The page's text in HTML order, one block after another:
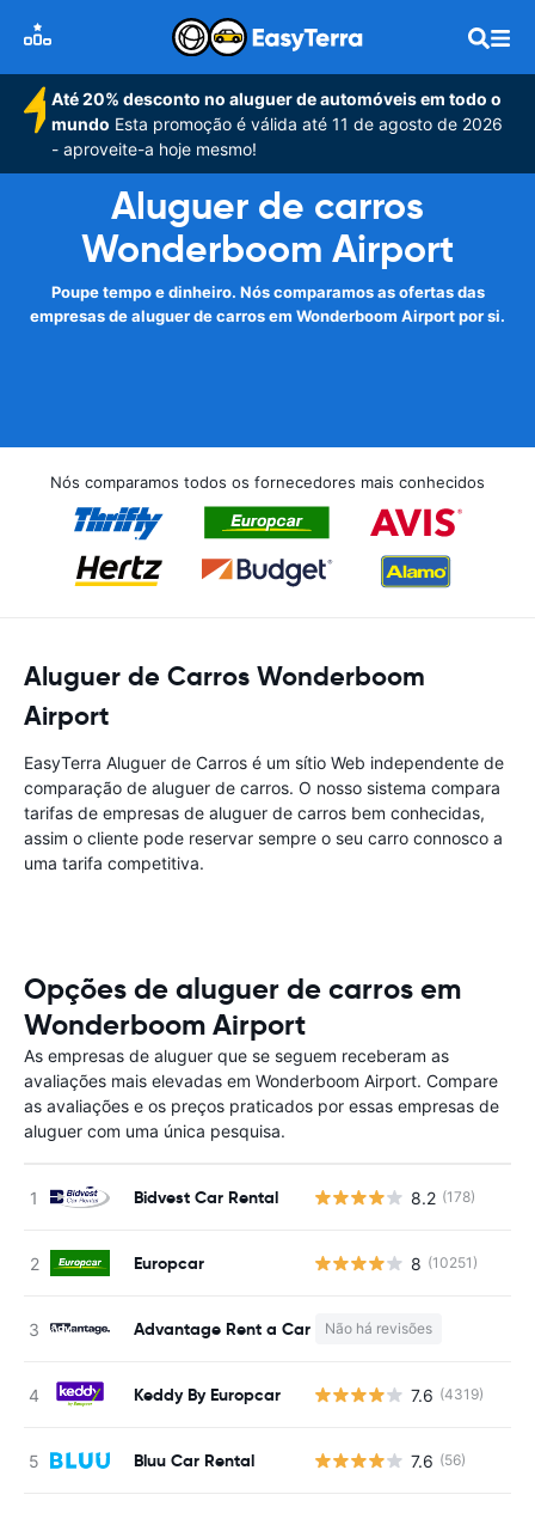
Até 20% desconto no aluguer de automóveis em todo o
mundo Esta promoção é válida até 11 de agosto de 2026
- aproveite-a hoje mesmo!
Aluguer de carros
Wonderboom Airport
Poupe tempo e dinheiro. Nós comparamos as ofertas das
empresas de aluguer de carros em Wonderboom Airport por si.
Nós comparamos todos os fornecedores mais conhecidos
Aluguer de Carros Wonderboom
Airport
EasyTerra Aluguer de Carros é um sítio Web independente de
comparação de aluguer de carros. O nosso sistema compara
tarifas de empresas de aluguer de carros bem conhecidas,
assim o cliente pode reservar sempre o seu carro connosco a
uma tarifa competitiva.
Opções de aluguer de carros em
Wonderboom Airport
As empresas de aluguer que se seguem receberam as
avaliações mais elevadas em Wonderboom Airport. Compare
as avaliações e os preços praticados por essas empresas de
aluguer com uma única pesquisa.
Bidvest Car Rental 8.2 (178)
Europcar 8 (10251)
Advantage Rent a Car Não há revisões
Keddy By Europcar 7.6 (4319)
Bluu Car Rental 7.6 (56)